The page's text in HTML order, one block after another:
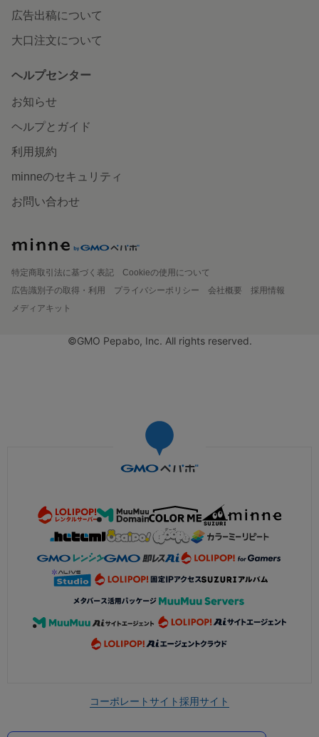
広告出稿について
大口注文について
ヘルプセンター
お知らせ
ヘルプとガイド
利用規約
minneのセキュリティ
お問い合わせ
特定商取引法に基づく表記
Cookieの使用について
広告識別子の取得・利用
プライバシーポリシー 会社概要
採用情報
メディアキット
©GMO Pepabo, Inc. All rights reserved.
コーポレートサイト採用サイト